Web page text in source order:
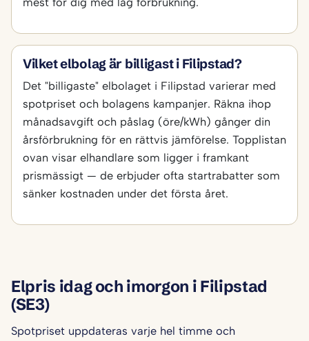
Vilket elbolag är billigast i Filipstad?
Det "billigaste" elbolaget i Filipstad varierar med
spotpriset och bolagens kampanjer. Räkna ihop
månadsavgift och påslag (öre/kWh) gånger din
årsförbrukning för en rättvis jämförelse. Topplistan
ovan visar elhandlare som ligger i framkant
prismässigt — de erbjuder ofta startrabatter som
sänker kostnaden under det första året.
Elpris idag och imorgon i Filipstad
(SE3)
Spotpriset uppdateras varje hel timme och